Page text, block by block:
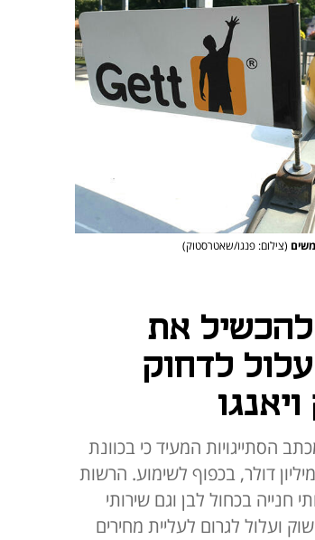
(צילום: פנגו/שאטרסטוק)
את
עלול לדחוק
הסתייגויות המעיד כי בכוונת
הרשות שלא לאשר את העסקה בשווי 175 מיליון דולר, בכפוף לשימוע. הרשות
בכחול לבן וגם שירותי
ועלול לגרום לעליית מחירים